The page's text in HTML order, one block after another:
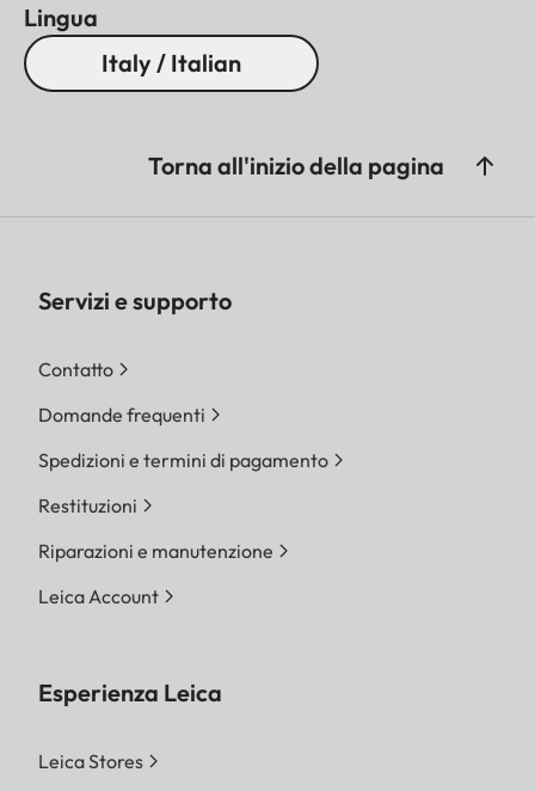
Lingua
Italy / Italian
Torna all'inizio della pagina
Servizi e supporto
Contatto
Domande frequenti
Spedizioni e termini di pagamento
Restituzioni
Riparazioni e manutenzione
Leica Account
Esperienza Leica
Leica Stores